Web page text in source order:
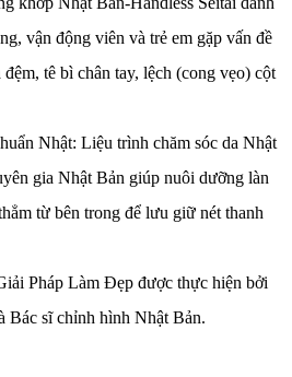
vận động viên và trẻ em gặp vấn đề
tê bì chân tay, lệch (cong vẹo) cột
Nhật: Liệu trình chăm sóc da Nhật
gia Nhật Bản giúp nuôi dưỡng làn
từ bên trong để lưu giữ nét thanh
Pháp Làm Đẹp được thực hiện bởi
Bác sĩ chỉnh hình Nhật Bản.